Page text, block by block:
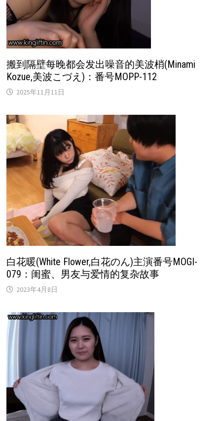
搬到隔壁每晚都会发出噪音的美波梢(Minami
Kozue,美波こづえ)：番号MOPP-112
2025年11月11日
白花暖(White Flower,白花のん)主演番号MOGI-
079：闺蜜、男友与爱情的复杂故事
2023年4月8日